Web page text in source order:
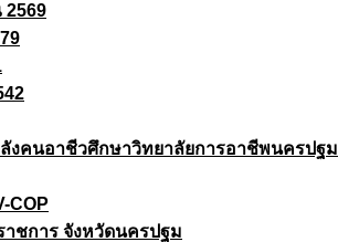
2569
งคนอาชีวศึกษาวิทยาลัยการอาชีพนครปฐม
COP
าชการ จังหวัดนครปฐม